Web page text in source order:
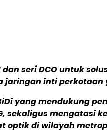
dan seri DCO untuk
jaringan inti perkotaan
yang mendukung
sekaligus mengatasi
optik di wilayah